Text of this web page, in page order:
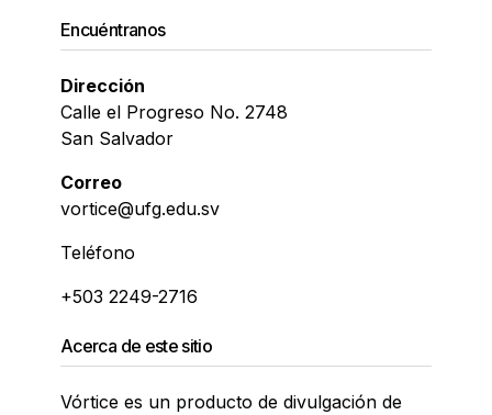
Encuéntranos
Dirección
Calle el Progreso No. 2748
San Salvador
Correo
vortice@ufg.edu.sv
Teléfono
+503 2249-2716
Acerca de este sitio
Vórtice es un producto de divulgación de